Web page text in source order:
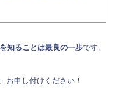
知ることは最良の一歩です。
お申し付けください！